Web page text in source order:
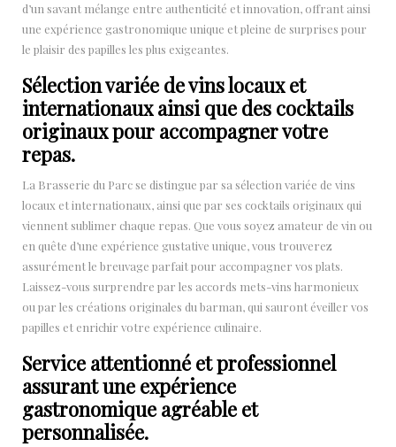
d’un savant mélange entre authenticité et innovation, offrant ainsi
une expérience gastronomique unique et pleine de surprises pour
le plaisir des papilles les plus exigeantes.
Sélection variée de vins locaux et
internationaux ainsi que des cocktails
originaux pour accompagner votre
repas.
La Brasserie du Parc se distingue par sa sélection variée de vins
locaux et internationaux, ainsi que par ses cocktails originaux qui
viennent sublimer chaque repas. Que vous soyez amateur de vin ou
en quête d’une expérience gustative unique, vous trouverez
assurément le breuvage parfait pour accompagner vos plats.
Laissez-vous surprendre par les accords mets-vins harmonieux
ou par les créations originales du barman, qui sauront éveiller vos
papilles et enrichir votre expérience culinaire.
Service attentionné et professionnel
assurant une expérience
gastronomique agréable et
personnalisée.